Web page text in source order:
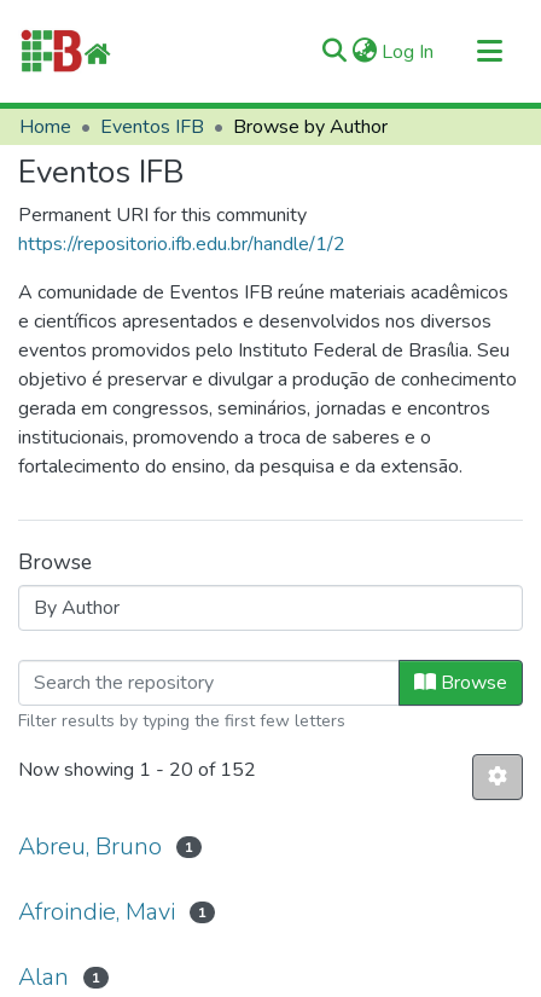
Log In (current)
Communities & Collections
All of RIIFB
About RIIFB
Contacts
Home Eventos IFB Browse by Author
Eventos IFB
Permanent URI for this community
https://repositorio.ifb.edu.br/handle/1/2
A comunidade de Eventos IFB reúne materiais acadêmicos
e científicos apresentados e desenvolvidos nos diversos
eventos promovidos pelo Instituto Federal de Brasília. Seu
objetivo é preservar e divulgar a produção de conhecimento
gerada em congressos, seminários, jornadas e encontros
institucionais, promovendo a troca de saberes e o
fortalecimento do ensino, da pesquisa e da extensão.
Browse
Browsing Eventos IFB by AuthorBrowse
Filter results by typing the first few letters
Now showing 1 - 20 of 152
Abreu, Bruno 1
Afroindie, Mavi 1
Alan 1